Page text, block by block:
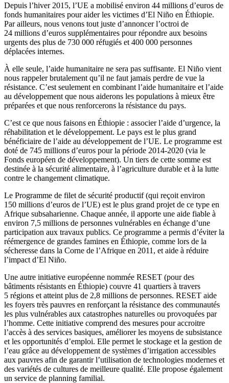
Depuis l’hiver 2015, l’UE a mobilisé environ 44 millions d’euros de
fonds humanitaires pour aider les victimes d’El Niño en Éthiopie.
Par ailleurs, nous venons tout juste d’annoncer l’octroi de
24 millions d’euros supplémentaires pour répondre aux besoins
urgents des plus de 730 000 réfugiés et 400 000 personnes
déplacées internes.
À elle seule, l’aide humanitaire ne sera pas suffisante. El Niño vient
nous rappeler brutalement qu’il ne faut jamais perdre de vue la
résistance. C’est seulement en combinant l’aide humanitaire et l’aide
au développement que nous aiderons les populations à mieux être
préparées et que nous renforcerons la résistance du pays.
C’est ce que nous faisons en Éthiopie : associer l’aide d’urgence, la
réhabilitation et le développement. Le pays est le plus grand
bénéficiaire de l’aide au développement de l’UE. Le programme est
doté de 745 millions d’euros pour la période 2014-2020 (via le
Fonds européen de développement). Un tiers de cette somme est
destinée à la sécurité alimentaire, à l’agriculture durable et à la lutte
contre le changement climatique.
Le Programme de filet de sécurité productif (qui reçoit environ
150 millions d’euros de l’UE) est le plus grand projet de ce type en
Afrique subsaharienne. Chaque année, il apporte une aide fiable à
environ 7,5 millions de personnes vulnérables en échange d’une
participation aux travaux publics. Ce programme a permis d’éviter la
réémergence de grandes famines en Éthiopie, comme lors de la
sécheresse dans la Corne de l’Afrique en 2011, et aide à réduire
l’impact d’El Niño.
Une autre initiative européenne nommée RESET (pour des
bâtiments résistants en Éthiopie) couvre 41 quartiers à travers
5 régions et atteint plus de 2,8 millions de personnes. RESET aide
les foyers très pauvres en renforçant la résistance des communautés
les plus vulnérables aux catastrophes naturelles ou provoquées par
l’homme. Cette initiative comprend des mesures pour accroitre
l’accès à des services basiques, améliorer les moyens de subsistance
et les opportunités d’emploi. Elle permet le stockage et la gestion de
l’eau grâce au développement de systèmes d’irrigation accessibles
aux pauvres afin de garantir l’utilisation de technologies modernes et
des variétés de cultures de meilleure qualité. Elle propose également
un service de planning familial.